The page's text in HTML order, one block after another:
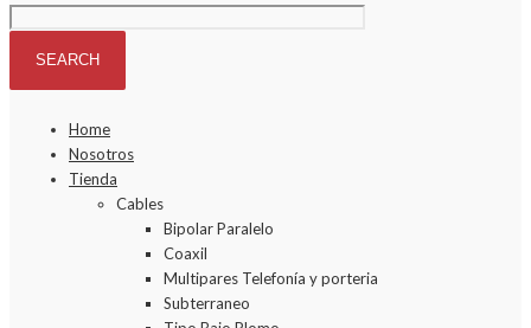
Home
Nosotros
Tienda
Cables
Bipolar Paralelo
Coaxil
Multipares Telefonía y porteria
Subterraneo